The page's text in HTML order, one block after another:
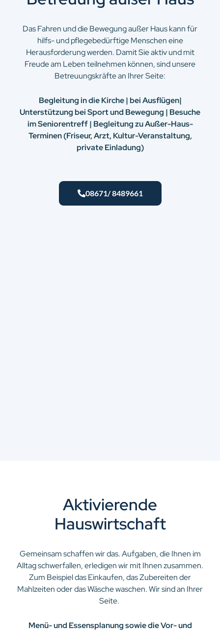
Das Fahren und die Bewegung außer Haus kann für
hilfs- und pflegebedürftige Menschen eine
Herausforderung werden. Damit Sie aktiv und mit
Freude am Leben teilnehmen können, sind unsere
Betreuungskräfte an Ihrer Seite:
Begleitung in die Kirche | bei Ausflügen|
Unterstützung bei Sport und Bewegung | Besuche
im Seniorentreff | Begleitung zu Außer-Haus-
Terminen (Friseur, Arzt, Kultur-Veranstaltung,
private Einladung)
08671/ 8489661
Aktivierende
Hauswirtschaft
Gemeinsam schaffen wir das. Aufgaben, die Ihnen im
Alltag schwerfallen, erledigen wir mit Ihnen zusammen.
Zum Beispiel das Einkaufen, das Zubereiten der
Mahlzeiten oder das Wäsche waschen. Wir sind an Ihrer
Seite.
Menü- und Essensplanung sowie die Vor- und